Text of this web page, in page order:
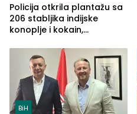
Policija otkrila plantažu sa
206 stabljika indijske
konoplje i kokain,
(FOTO)
BiH